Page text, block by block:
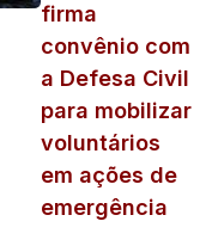
firma
convênio com
a Defesa Civil
para mobilizar
voluntários
em ações de
emergência